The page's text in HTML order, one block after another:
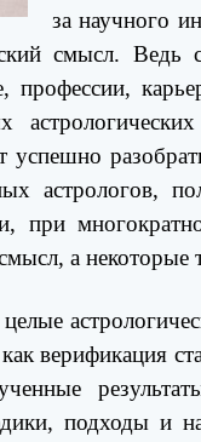
за научного
смысл. Ведь
профессии,
успешно
астрологов,
при
а
верификация
подходы и